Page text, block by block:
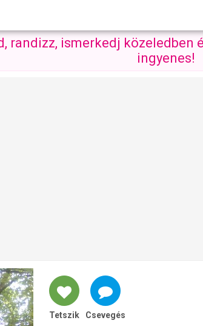
randizz, ismerkedj
ingyenes!
Tetszik Csevegés